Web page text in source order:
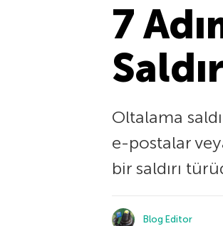
7
Oltalama
e-postalar
bir saldırı
Blog Editor